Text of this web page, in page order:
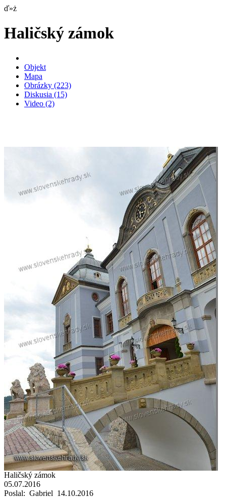
ď»ż
Haličský zámok
Objekt
Mapa
Obrázky (223)
Diskusia (15)
Video (2)
Haličský zámok
05.07.2016
Poslal: Gabriel 14.10.2016